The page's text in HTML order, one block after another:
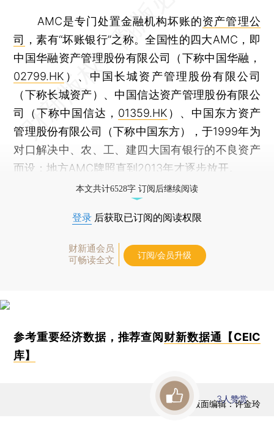
AMC是专门处置金融机构坏账的资产管理公
司
，素有“坏账银行”之称。全国性的四大AMC，即
中国华融资产管理股份有限公司（下称中国华融，
02799.HK ）、中国长城资产管理股份有限公司
（下称长城资产）、中国信达资产管理股份有限公
司（下称中国信达， 01359.HK ）、中国东方资产
管理股份有限公司（下称中国东方），于1999年为
对口解决中、农、工、建四大国有银行的不良资产
而设；地方AMC牌照直到2013年才逐步放开。
本文共计6528字 订阅后继续阅读
登录 后获取已订阅的阅读权限
财新通会员
可畅读全文
订阅/会员升级
参考重要经济数据，推荐查阅 财新数据通【CEIC
库】
版面编辑：许金玲
3人赞赏